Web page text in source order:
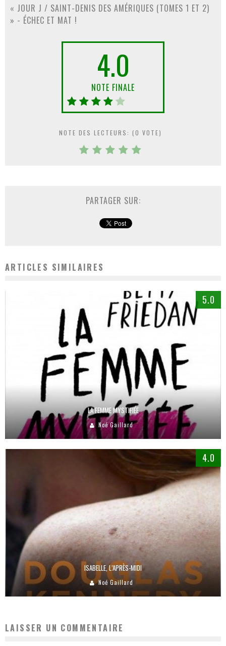
« JOUR J / SAINT-DENIS DES AMÉRIQUES (TOMES 1 ET 2)
» - ÉCHEC ET MAT !
4.0
NOTE FINALE
NOTE DES LECTEURS: (0 VOTE)
PARTAGER SUR:
ARTICLES SIMILAIRES
5.0
LA FEMME MYSTIFIÉE
Noé Gaillard
4.0
ISABELLE, L’APRÈS-MIDI
Noé Gaillard
LAISSER UN COMMENTAIRE